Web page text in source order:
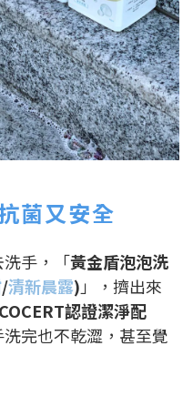
菌又安全
手，「黃金盾泡泡洗
/清新晨露) 」，擠出來
認證潔淨配
完也不乾澀，甚至覺